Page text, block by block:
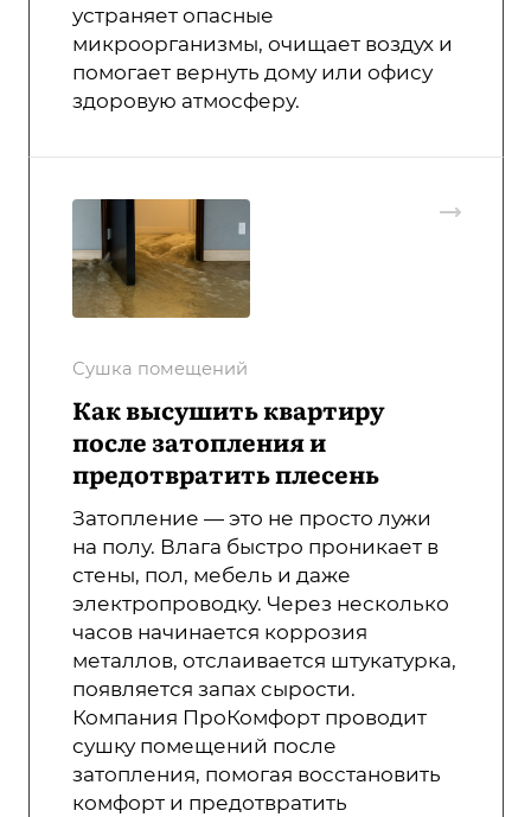
устраняет опасные
микроорганизмы, очищает воздух и
помогает вернуть дому или офису
здоровую атмосферу.
Сушка помещений
Как высушить квартиру
после затопления и
предотвратить плесень
Затопление — это не просто лужи
на полу. Влага быстро проникает в
стены, пол, мебель и даже
электропроводку. Через несколько
часов начинается коррозия
металлов, отслаивается штукатурка,
появляется запах сырости.
Компания ПроКомфорт проводит
сушку помещений после
затопления, помогая восстановить
комфорт и предотвратить